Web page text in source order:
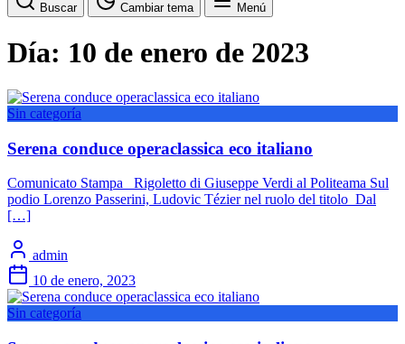
Buscar Cambiar tema Menú
Día: 10 de enero de 2023
Sin categoría
Serena conduce operaclassica eco italiano
Comunicato Stampa Rigoletto di Giuseppe Verdi al Politeama Sul
podio Lorenzo Passerini, Ludovic Tézier nel ruolo del titolo Dal
[…]
admin
10 de enero, 2023
Sin categoría